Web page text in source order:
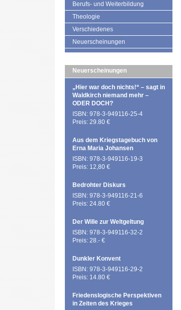
Berufs- und Weiterbildung
Theologie
Verschiedenes
Neuerscheinungen
Neuerscheinungen
„Hier war doch nichts!“ – sagt in
Waldkirch niemand mehr –
ODER DOCH?
ISBN: 978-3-949116-25-4
Preis: 29.80 €
Aus dem Kriegstagebuch von
Erna Maria Johansen
ISBN: 978-3-949116-19-3
Preis: 12,80 €
Bedrohter Diskurs
ISBN: 978-3-949116-21-6
Preis: 24.80 €
Der Wille zur Weltgeltung
ISBN: 978-3-949116-32-2
Preis: 28.- €
Dunkler Konvent
ISBN: 978-3-949116-29-2
Preis: 14.80 €
Friedenslogische Perspektiven
in Zeiten des Krieges